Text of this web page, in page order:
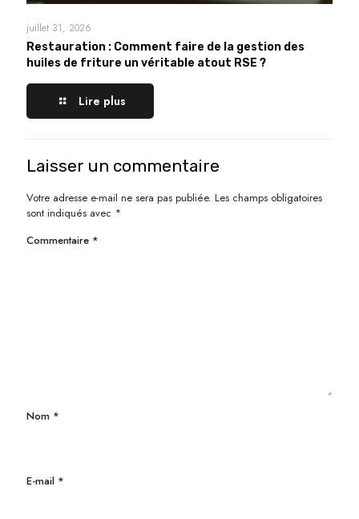
juillet 31, 2026
Restauration : Comment faire de la gestion des
huiles de friture un véritable atout RSE ?
Lire plus
Laisser un commentaire
Votre adresse e-mail ne sera pas publiée. Les champs obligatoires
sont indiqués avec *
Commentaire *
Nom *
E-mail *